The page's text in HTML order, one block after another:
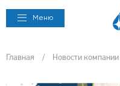
Меню
Главная / Новости компании